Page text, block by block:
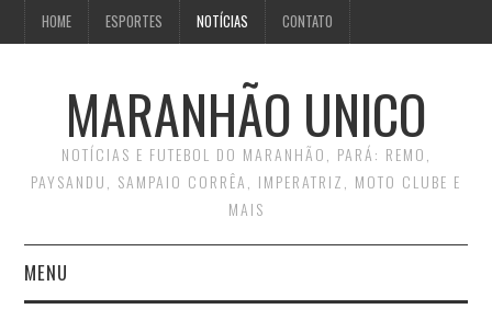
HOME ESPORTES NOTÍCIAS CONTATO
MARANHÃO UNICO
NOTÍCIAS E FUTEBOL DO MARANHÃO, PARÁ: REMO,
PAYSANDU, SAMPAIO CORRÊA, IMPERATRIZ, MOTO CLUBE E
MAIS
MENU